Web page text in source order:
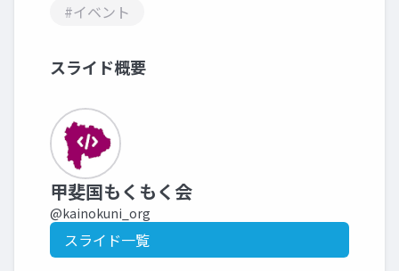
#イベント
スライド概要
甲斐国もくもく会
@kainokuni_org
スライド一覧